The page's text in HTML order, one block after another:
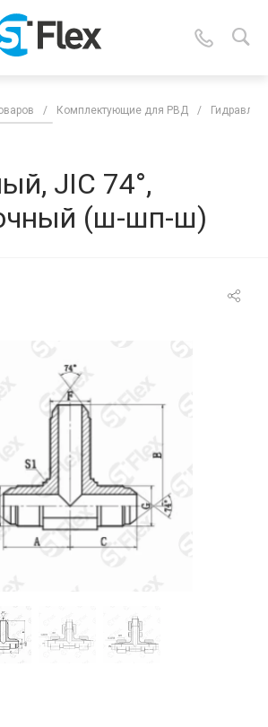
/ Комплектующие для РВД /
JIC 74°,
(ш-шп-ш)